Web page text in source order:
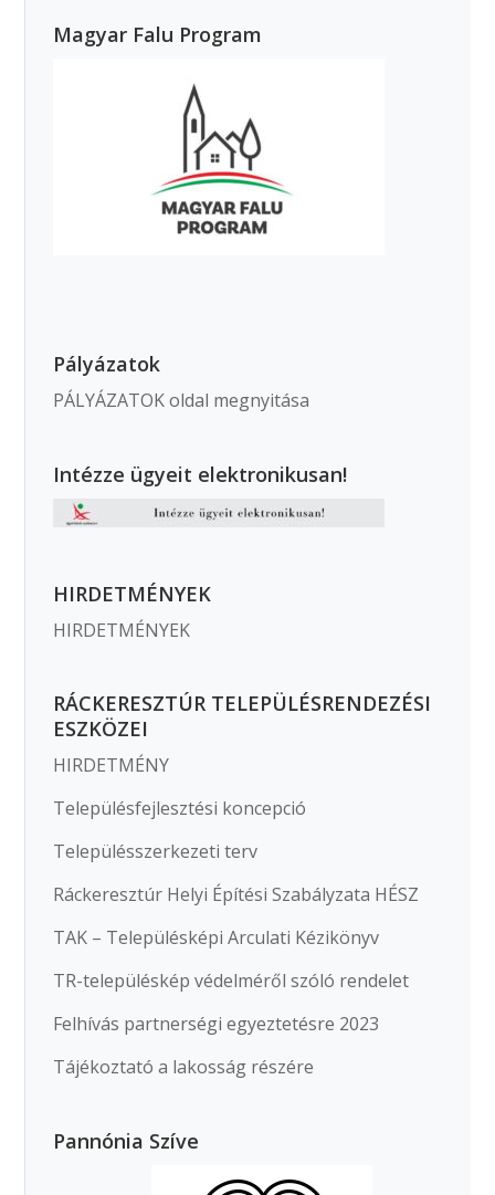
Magyar Falu Program
Pályázatok
PÁLYÁZATOK oldal megnyitása
Intézze ügyeit elektronikusan!
HIRDETMÉNYEK
HIRDETMÉNYEK
RÁCKERESZTÚR TELEPÜLÉSRENDEZÉSI
ESZKÖZEI
HIRDETMÉNY
Településfejlesztési koncepció
Településszerkezeti terv
Ráckeresztúr Helyi Építési Szabályzata HÉSZ
TAK – Településképi Arculati Kézikönyv
TR-településkép védelméről szóló rendelet
Felhívás partnerségi egyeztetésre 2023
Tájékoztató a lakosság részére
Pannónia Szíve